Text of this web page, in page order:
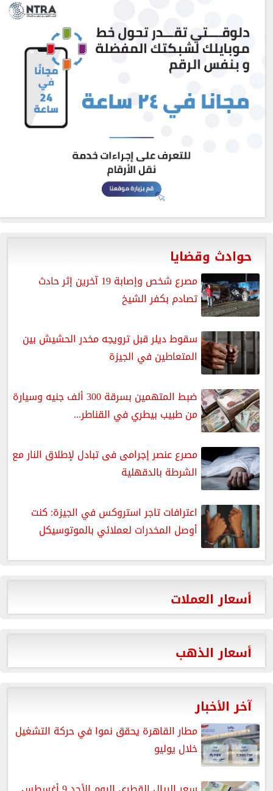
حوادث وقضايا
مصرع شخص وإصابة 19 آخرين إثر حادث
تصادم بكفر الشيخ
سقوط ديلر قبل ترويجه مخدر الحشيش بين
المتعاطين في الجيزة
ضبط المتهمين بسرقة 300 ألف جنيه وسيارة
من طبيب بيطري في القناطر...
مصرع عنصر إجرامى فى تبادل لإطلاق النار مع
الشرطة بالدقهلية
اعترافات تاجر استروكس في الجيزة: كنت
أوصل المخدرات لعملائي بالموتوسيكل
أسعار العملات
أسعار الذهب
آخر الأخبار
مطار القاهرة يحقق نموا في حركة التشغيل
خلال يوليو